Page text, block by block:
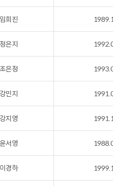
임희진
정은지
조은정
강민지
강지영
윤서영
이경하